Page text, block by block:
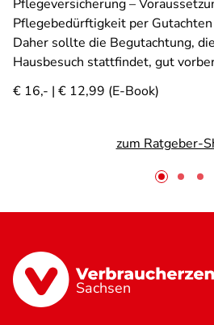
Pflegeversicherung –
Pflegebedürftigkeit per
Daher sollte die Begutachtung,
Hausbesuch stattfindet, gut
€ 16,- | € 12,99 (E-Book)
zum Ratgeber-
Sachsen